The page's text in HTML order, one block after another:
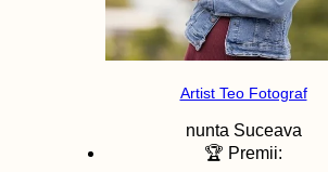
Artist Teo Fotograf
nunta Suceava
🏆 Premii: